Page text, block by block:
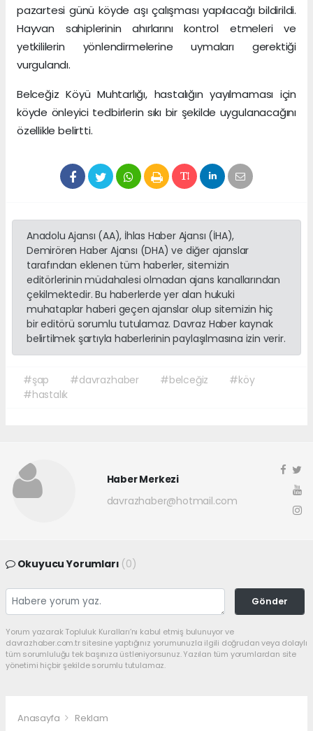
pazartesi günü köyde aşı çalışması yapılacağı bildirildi.
Hayvan sahiplerinin ahırlarını kontrol etmeleri ve
yetkililerin yönlendirmelerine uymaları gerektiği
vurgulandı.
Belceğiz Köyü Muhtarlığı, hastalığın yayılmaması için
köyde önleyici tedbirlerin sıkı bir şekilde uygulanacağını
özellikle belirtti.
Anadolu Ajansı (AA), İhlas Haber Ajansı (İHA),
Demirören Haber Ajansı (DHA) ve diğer ajanslar
tarafından eklenen tüm haberler, sitemizin
editörlerinin müdahalesi olmadan ajans kanallarından
çekilmektedir. Bu haberlerde yer alan hukuki
muhataplar haberi geçen ajanslar olup sitemizin hiç
bir editörü sorumlu tutulamaz. Davraz Haber kaynak
belirtilmek şartıyla haberlerinin paylaşılmasına izin verir.
#şap #davrazhaber #belceğiz
#köy
#hastalık
Haber Merkezi
davrazhaber@hotmail.com
Okuyucu Yorumları (0)
Gönder
Yorum yazarak Topluluk Kuralları’nı kabul etmiş bulunuyor ve
davrazhaber.com.tr sitesine yaptığınız yorumunuzla ilgili doğrudan veya dolaylı
tüm sorumluluğu tek başınıza üstleniyorsunuz. Yazılan tüm yorumlardan site
yönetimi hiçbir şekilde sorumlu tutulamaz.
Anasayfa Reklam